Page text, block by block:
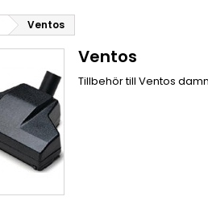
Ventos
Ventos
Tillbehör till Ventos